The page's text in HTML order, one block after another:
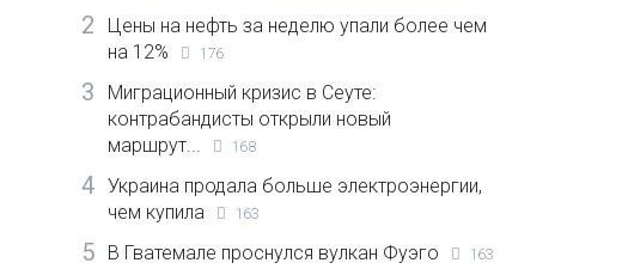
2
Цены на нефть за неделю упали более чем
на 12%
176
3
Миграционный кризис в Сеуте:
контрабандисты открыли новый
маршрут...
168
4
Украина продала больше электроэнергии,
чем купила
163
5 В Гватемале проснулся вулкан Фуэго 163